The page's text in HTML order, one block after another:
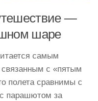
—
шаре
самым
с «пятым
полета сравнимы с
парашютом за